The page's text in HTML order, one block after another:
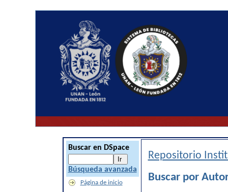
Buscar en DSpace
Búsqueda avanzada
Página de inicio
Repositorio
Buscar por